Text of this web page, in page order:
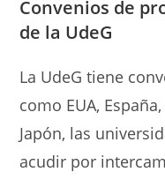
Convenios de
de la UdeG
La UdeG tiene
como EUA,
Japón, las
acudir por